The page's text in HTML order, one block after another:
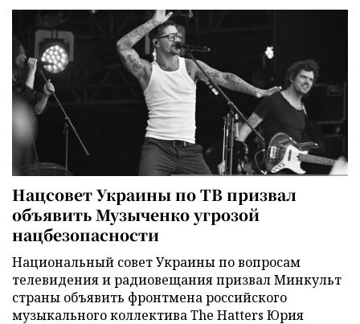
Нацсовет Украины по ТВ призвал
объявить Музыченко угрозой
нацбезопасности
Национальный совет Украины по вопросам
телевидения и радиовещания призвал Минкульт
страны объявить фронтмена российского
музыкального коллектива The Hatters Юрия